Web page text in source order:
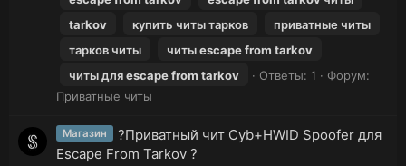
tarkov
купить читы тарков
приватные читы
тарков читы
читыescapefrom tarkov
читы дляescapefrom tarkov Ответы: 1
Форум:
Приватные читы
Магазин
?Приватный чит Cyb+HWID Spoofer для
Escape From Tarkov ?